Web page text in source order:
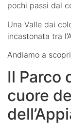
pochi passi dal
Una Valle dai
incastonata tra
Andiamo a
Il Parco
cuore